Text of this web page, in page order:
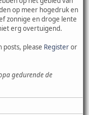
op meer hogedruk en
zonnige en droge lente
erg overtuigend.
posts, please Registeror
gedurende de